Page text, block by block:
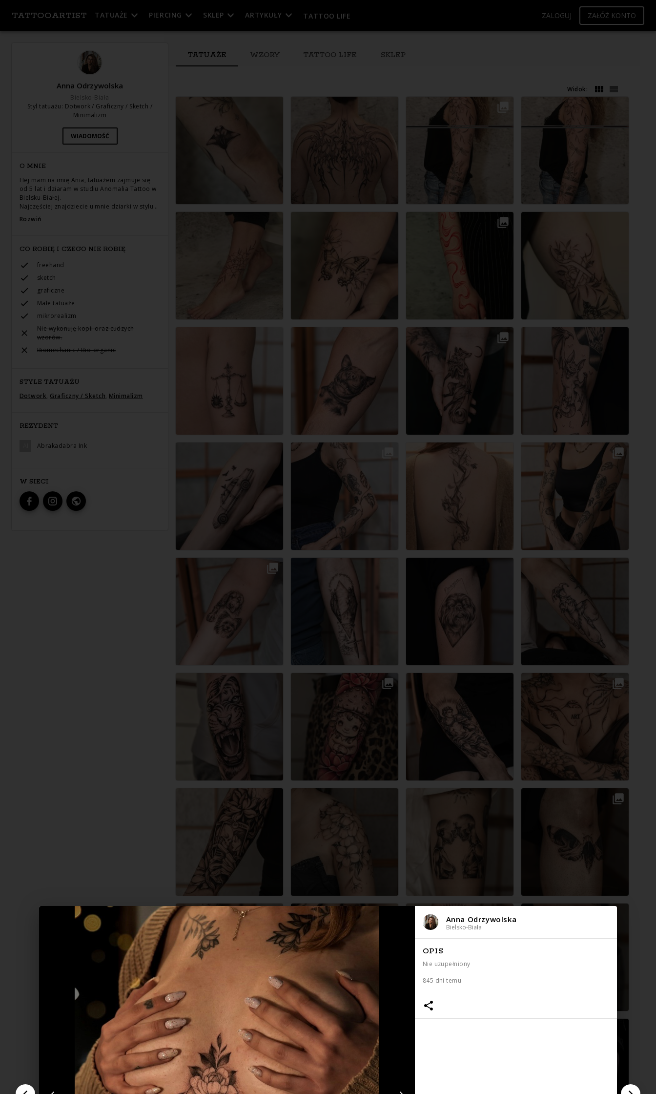
TATTOOARTIST TATUAŻE PIERCING SKLEP ARTYKUŁY TATTOO LIFE ZALOGUJ ZAŁÓŻ KONTO
Anna Odrzywolska
Bielsko-Biała
Styl tatuażu: Dotwork / Graficzny / Sketch /
Minimalizm
WIADOMOŚĆ
O MNIE
Hej mam na imię Ania, tatuażem zajmuje się
od 5 lat i dziaram w studiu Anomalia Tattoo w
Bielsku-Białej.
Najczęściej znajdziecie u mnie dziarki w stylu…
Rozwiń
CO ROBIĘ I CZEGO NIE ROBIĘ
freehand
sketch
graficzne
Małe tatuaże
mikrorealizm
Nie wykonuję kopii oraz cudzych
wzorów.
Biomechanic / Bio-organic
STYLE TATUAŻU
Dotwork, Graficzny / Sketch, Minimalizm
REZYDENT
Abrakadabra Ink
W SIECI
TATUAŻE WZORY TATTOO LIFE SKLEP
Widok:
Anna Odrzywolska
Bielsko-Biała
OPIS
Nie uzupełniony
845 dni temu